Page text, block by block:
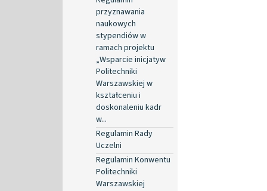
przyznawania
naukowych
stypendiów w
ramach projektu
„Wsparcie inicjatyw
Politechniki
Warszawskiej w
kształceniu i
doskonaleniu kadr
w...
Regulamin Rady
Uczelni
Regulamin Konwentu
Politechniki
Warszawskiej